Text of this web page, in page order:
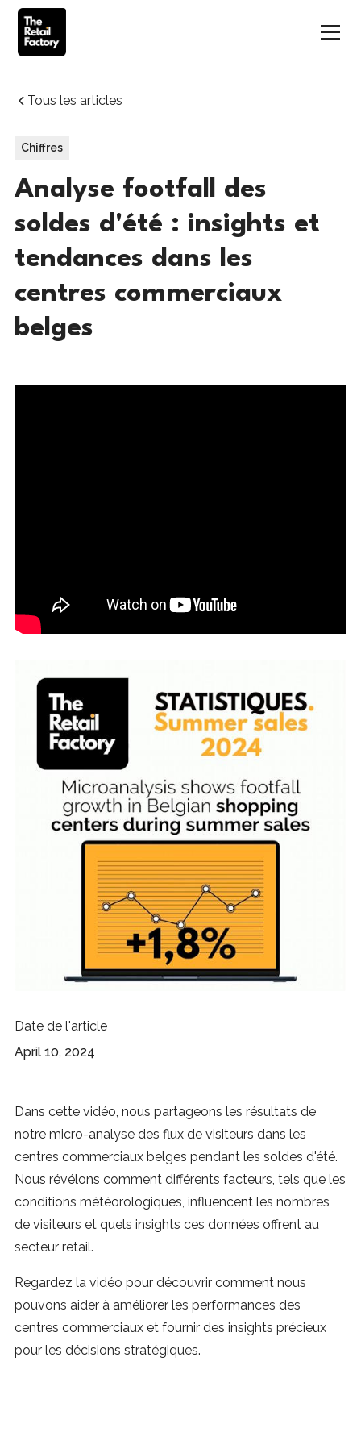
Tous les articles
Chiffres
Analyse footfall des
soldes d'été : insights et
tendances dans les
centres commerciaux
belges
Date de l'article
April 10, 2024
Dans cette vidéo, nous partageons les résultats de
notre micro-analyse des flux de visiteurs dans les
centres commerciaux belges pendant les soldes d'été.
Nous révélons comment différents facteurs, tels que les
conditions météorologiques, influencent les nombres
de visiteurs et quels insights ces données offrent au
secteur retail.
Regardez la vidéo pour découvrir comment nous
pouvons aider à améliorer les performances des
centres commerciaux et fournir des insights précieux
pour les décisions stratégiques.